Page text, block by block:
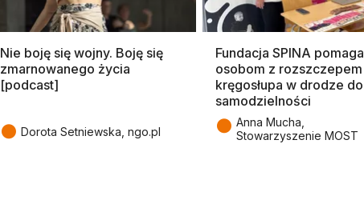
Nie boję się wojny. Boję się
zmarnowanego życia
[podcast]
● Dorota Setniewska, ngo.pl
Fundacja SPINA pomaga
osobom z rozszczepem
kręgosłupa w drodze do
samodzielności
● Anna Mucha,
Stowarzyszenie MOST